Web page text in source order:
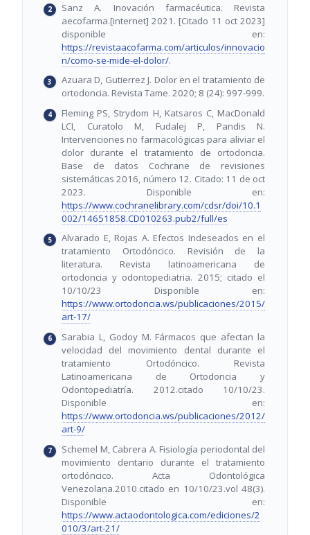
Sanz A. Inovación farmacéutica. Revista
aecofarma.[internet] 2021. [Citado 11 oct 2023]
disponible en:
https://revistaacofarma.com/articulos/innovacio
n/como-se-mide-el-dolor/.
Azuara D, Gutierrez J. Dolor en el tratamiento de
ortodoncia. Revista Tame. 2020; 8 (24): 997-999.
Fleming PS, Strydom H, Katsaros C, MacDonald
LCI, Curatolo M, Fudalej P, Pandis N.
Intervenciones no farmacológicas para aliviar el
dolor durante el tratamiento de ortodoncia.
Base de datos Cochrane de revisiones
sistemáticas 2016, número 12. Citado: 11 de oct
2023. Disponible en:
https://www.cochranelibrary.com/cdsr/doi/10.1
002/14651858.CD010263.pub2/full/es
Alvarado E, Rojas A. Efectos Indeseados en el
tratamiento Ortodóncico. Revisión de la
literatura. Revista latinoamericana de
ortodoncia y odontopediatria. 2015; citado el
10/10/23 Disponible en:
https://www.ortodoncia.ws/publicaciones/2015/
art-17/
Sarabia L, Godoy M. Fármacos que afectan la
velocidad del movimiento dental durante el
tratamiento Ortodóncico. Revista
Latinoamericana de Ortodoncia y
Odontopediatría. 2012.citado 10/10/23.
Disponible en:
https://www.ortodoncia.ws/publicaciones/2012/
art-9/
Schemel M, Cabrera A. Fisiología periodontal del
movimiento dentario durante el tratamiento
ortodóncico. Acta Odontológica
Venezolana.2010.citado en 10/10/23.vol 48(3).
Disponible en:
https://www.actaodontologica.com/ediciones/2
010/3/art-21/